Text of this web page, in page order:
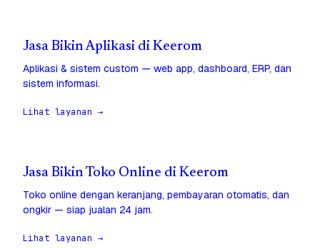
Jasa Bikin Aplikasi di Keerom
Aplikasi & sistem custom — web app, dashboard, ERP, dan
sistem informasi.
Lihat layanan →
Jasa Bikin Toko Online di Keerom
Toko online dengan keranjang, pembayaran otomatis, dan
ongkir — siap jualan 24 jam.
Lihat layanan →